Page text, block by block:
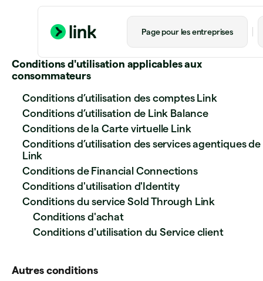
Page pour les entreprises
Conditions d'utilisation applicables aux
consommateurs
Conditions d’utilisation des comptes Link
Conditions d’utilisation de Link Balance
Conditions de la Carte virtuelle Link
Conditions d’utilisation des services agentiques de
Link
Conditions de Financial Connections
Conditions d'utilisation d'Identity
Conditions du service Sold Through Link
Conditions d'achat
Conditions d'utilisation du Service client
Autres conditions